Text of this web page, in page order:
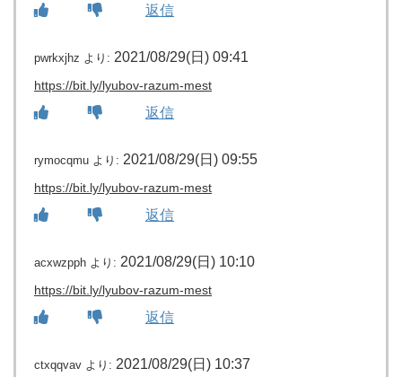
返信
pwrkxjhz より: 2021/08/29(日) 09:41
https://bit.ly/lyubov-razum-mest
返信
rymocqmu より: 2021/08/29(日) 09:55
https://bit.ly/lyubov-razum-mest
返信
acxwzpph より: 2021/08/29(日) 10:10
https://bit.ly/lyubov-razum-mest
返信
ctxqqvav より: 2021/08/29(日) 10:37